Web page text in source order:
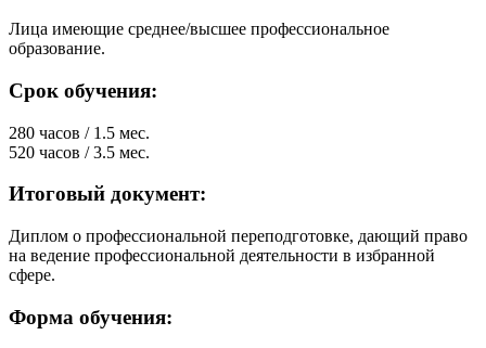
Лица имеющие среднее/высшее профессиональное
образование.
Срок обучения:
280 часов / 1.5 мес.
520 часов / 3.5 мес.
Итоговый документ:
Диплом о профессиональной переподготовке, дающий право
на ведение профессиональной деятельности в избранной
сфере.
Форма обучения: